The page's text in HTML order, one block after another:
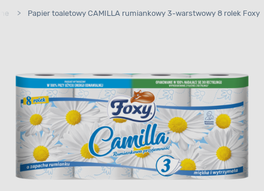
> Papier toaletowy CAMILLA rumiankowy 3-warstwowy 8 rolek Foxy